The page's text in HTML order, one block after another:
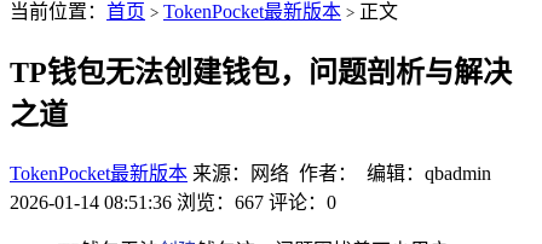
当前位置： 首页 > TokenPocket最新版本 > 正文
TP钱包无法创建钱包，问题剖析与解决
之道
TokenPocket最新版本 来源：网络 作者： 编辑：qbadmin
2026-01-14 08:51:36 浏览：667 评论：0